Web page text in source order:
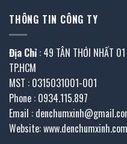
THÔNG TIN CÔNG TY
Địa Chỉ : 49 TÂN THỚI NHẤT
TP.HCM
MST : 0315031001-001
Phone : 0934.115.897
Email :
Website: www.denchumxinh.com